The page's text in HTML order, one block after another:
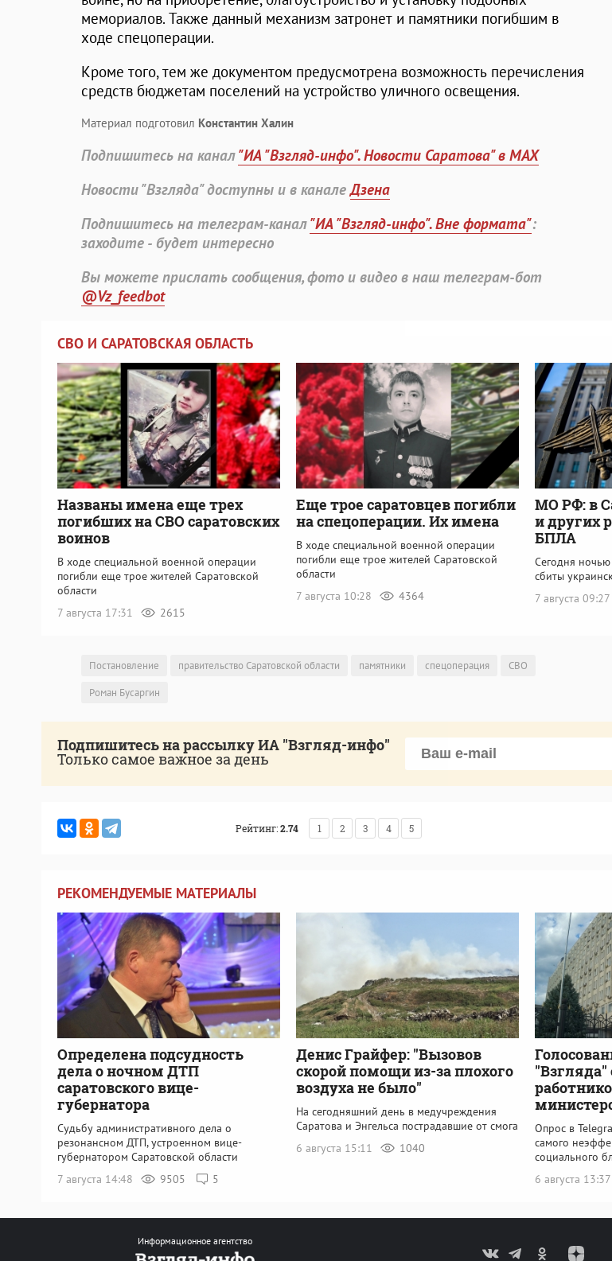
мемориалов. Также данный механизм затронет и памятники погибшим в
ходе спецоперации.
Кроме того, тем же документом предусмотрена возможность перечисления
средств бюджетам поселений на устройство уличного освещения.
Материал подготовил Константин Халин
Подпишитесь на канал"ИА "Взгляд-инфо". Новости Саратова" в MAX
Новости "Взгляда" доступны и в каналеДзена
Подпишитесь на телеграм-канал"ИА "Взгляд-инфо". Вне формата":
заходите - будет интересно
Вы можете прислать сообщения, фото и видео в наш телеграм-бот
@Vz_feedbot
СВО И САРАТОВСКАЯ ОБЛАСТЬ
Названы имена еще трех
погибших на СВО саратовских
воинов
В ходе специальной военной операции
погибли еще трое жителей Саратовской
области
7 августа 17:31
2615
Еще трое саратовцев погибли
на спецоперации. Их имена
В ходе специальной военной операции
погибли еще трое жителей Саратовской
области
7 августа 10:28
4364
МО РФ: в
и других
БПЛА
Сегодня
сбиты
7 августа 09:27
Постановление правительство Саратовской области памятники спецоперация
СВО
Роман Бусаргин
Подпишитесь на рассылку ИА "Взгляд-инфо"
Только самое важное за день
Рейтинг:2.74 1 2 3 4 5
РЕКОМЕНДУЕМЫЕ МАТЕРИАЛЫ
Определена подсудность
дела о ночном ДТП
саратовского вице-
губернатора
Судьбу административного дела о
резонансном ДТП, устроенном вице-
губернатором Саратовской области
7 августа 14:48
9505 5
Денис Грайфер: "Вызовов
скорой помощи из-за плохого
воздуха не было"
На сегодняшний день в медучреждения
Саратова и Энгельса пострадавшие от смога
6 августа 15:11
1040
Опрос в
самого
социального
6 августа 13:37
Информационное агентство